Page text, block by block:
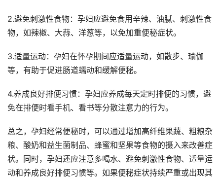
2.避免刺激性食物：孕妇应避免食用辛辣、油腻、刺激性食
物，如辣椒、大蒜、洋葱等，以免加重便秘症状。
3.适量运动：孕妇在怀孕期间应适量运动，如散步、瑜伽
等，有助于促进肠道蠕动和缓解便秘。
4.养成良好排便习惯：孕妇应养成每天定时排便的习惯，避
免在排便时看手机、看书等分散注意力的行为。
总之，孕妇经常便秘时，可以通过增加高纤维果蔬、粗粮杂
粮、酸奶和益生菌制品、蜂蜜和坚果等食物的摄入来改善症
状。同时，孕妇还应注意多喝水、避免刺激性食物、适量运
动和养成良好排便习惯等。如果便秘症状持续严重或出现其